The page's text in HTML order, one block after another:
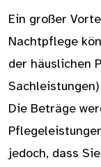
Ein großer
Nachtpflege
der häuslichen
Die Beträge
jedoch, dass